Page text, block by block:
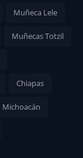
Muñeca Lele
Muñecas Totzil
Chiapas
Michoacán